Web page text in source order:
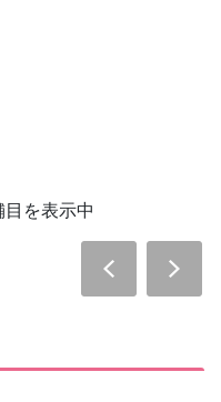
を表示中